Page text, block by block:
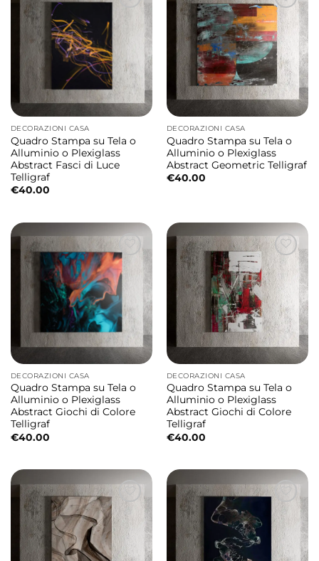
DECORAZIONI CASA
Quadro Stampa su Tela o
Alluminio o Plexiglass
Abstract Fasci di Luce
Telligraf
€40.00
DECORAZIONI CASA
Quadro Stampa su Tela o
Alluminio o Plexiglass
Abstract Geometric Telligraf
€40.00
DECORAZIONI CASA
Quadro Stampa su Tela o
Alluminio o Plexiglass
Abstract Giochi di Colore
Telligraf
€40.00
DECORAZIONI CASA
Quadro Stampa su Tela o
Alluminio o Plexiglass
Abstract Giochi di Colore
Telligraf
€40.00